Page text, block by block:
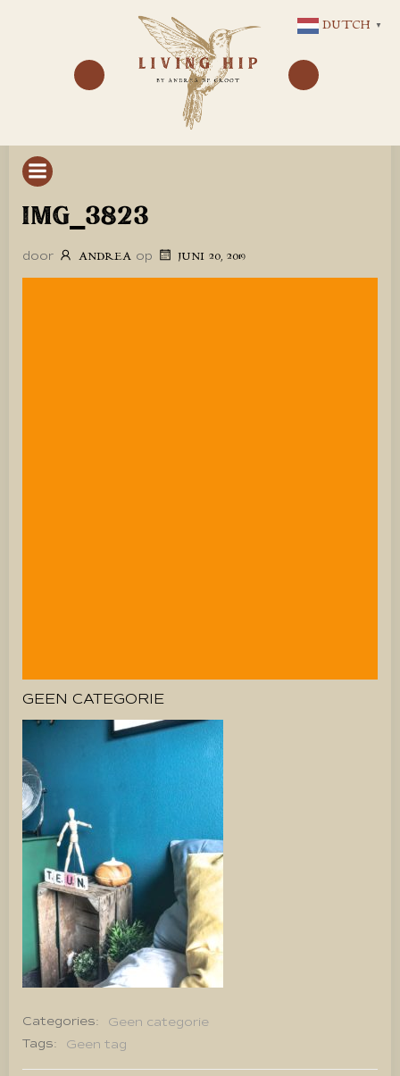
NAAR
DE
INHOUD
IMG_3823
door ANDREA op JUNI 20, 2019
GEEN CATEGORIE
Categories:
Geen categorie
Tags:
Geen tag
DUTCH ▼